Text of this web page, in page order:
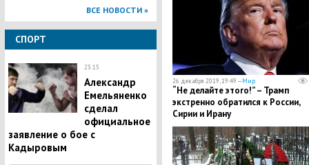
ВСЕ НОВОСТИ »
СПОРТ
23:15
​Александр
Емельяненко
сделал
официальное
заявление о бое с
Кадыровым
26 декабря 2019, 19:49 —Мир
​“Не делайте этого!” – Трамп
экстренно обратился к России,
Сирии и Ирану